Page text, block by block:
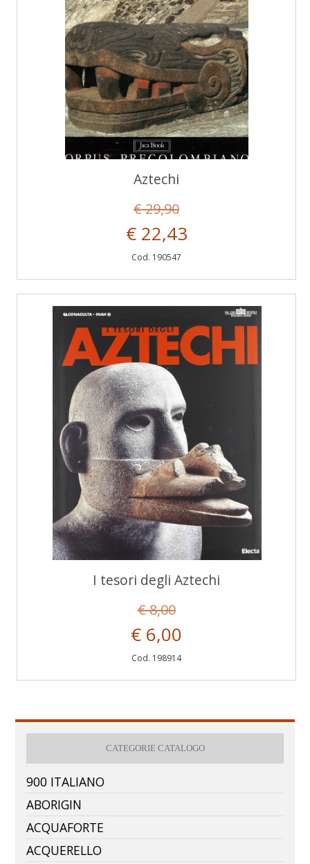
Aztechi
€ 29,90
€ 22,43
Cod. 190547
I tesori degli Aztechi
€ 8,00
€ 6,00
Cod. 198914
CATEGORIE CATALOGO
900 ITALIANO
ABORIGIN
ACQUAFORTE
ACQUERELLO